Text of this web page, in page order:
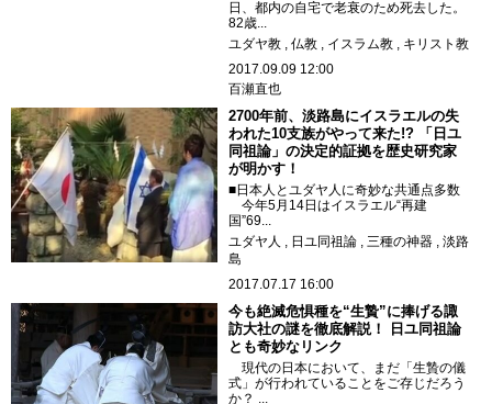
日、都内の自宅で老衰のため死去した。
82歳...
ユダヤ教
仏教 イスラム教
キリスト教
2017.09.09 12:00
百瀬直也
2700年前、淡路島にイスラエルの失
われた10支族がやって来た!? 「日ユ
同祖論」の決定的証拠を歴史研究家
が明かす！
■日本人とユダヤ人に奇妙な共通点多数
今年5月14日はイスラエル“再建
国”69...
ユダヤ人
日ユ同祖論 三種の神器
淡路
島
2017.07.17 16:00
今も絶滅危惧種を“生贄”に捧げる諏
訪大社の謎を徹底解説！ 日ユ同祖論
とも奇妙なリンク
現代の日本において、まだ「生贄の儀
式」が行われていることをご存じだろう
か？ ...